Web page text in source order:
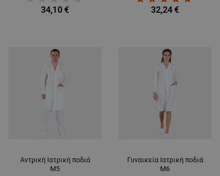
34,10 € 32,24 €
Αντρική Ιατρική ποδιά
M5
Γυναικεία Ιατρική ποδιά
M6